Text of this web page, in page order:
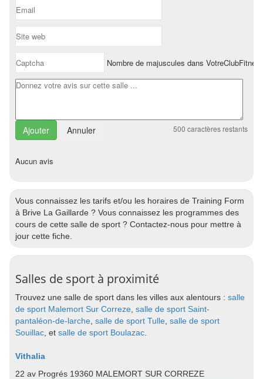
Nombre de majuscules dans
Annuler 500 caractères restants
Aucun avis
Vous connaissez les tarifs et/ou les horaires de Training Form
à Brive La Gaillarde ? Vous connaissez les programmes des
cours de cette salle de sport ? Contactez-nous pour mettre à
jour cette fiche.
Salles de sport à proximité
Trouvez une salle de sport dans les villes aux alentours : salle
de sport Malemort Sur Correze salle de sport Saint-
pantaléon-de-larche salle de sport Tulle salle de sport
Souillac , et salle de sport Boulazac
Vithalia
22 av Progrés 19360 MALEMORT SUR CORREZE